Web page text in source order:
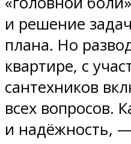
и решение
плана. Но
квартире, с
сантехников
всех вопросов.
и надёжность,